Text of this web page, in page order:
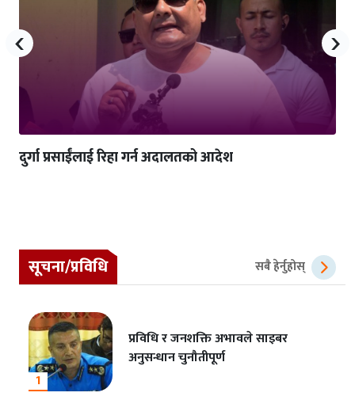
दुर्गा प्रसाईंलाई रिहा गर्न अदालतको आदेश
‹ ›
सूचना/प्रविधि सबै हेर्नुहोस्
1
प्रविधि र जनशक्ति अभावले साइबर
अनुसन्धान चुनौतीपूर्ण